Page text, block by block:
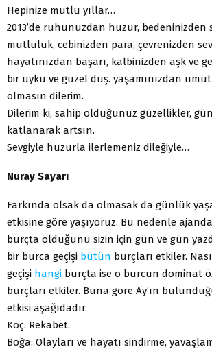
Hepinize mutlu yıllar…
2013’de ruhunuzdan huzur, bedeninizden
mutluluk, cebinizden para, çevrenizden
hayatınızdan başarı, kalbinizden aşk ve
bir uyku ve güzel düş. yaşamınızdan
olmasın dilerim.
Dilerim ki, sahip olduğunuz güzellikler,
katlanarak artsın.
Sevgiyle huzurla ilerlemeniz dileğiyle…
Nuray Sayarı
Farkında olsak da olmasak da günlük
etkisine göre yaşıyoruz. Bu nedenle
burçta olduğunu sizin için gün ve gün
bir burca geçişi bütün burçları etkiler.
geçişi hangi burçta ise o burcun dominat
burçları etkiler. Buna göre Ay’ın
etkisi aşağıdadır.
Koç: Rekabet.
Boğa: Olayları ve hayatı sindirme,